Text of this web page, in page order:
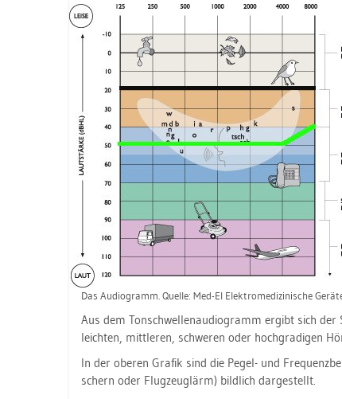
Das Au­dio­gramm. Quel­le: Med-El Elek­tro­me­di­zi­ni­sche
Aus dem Ton­schwel­len­au­dio­gramm er­gibt sich
leich­ten, mitt­le­ren, schwe­ren oder hoch­gra­di­gen
In der obe­ren Gra­fik sind die Pegel- und
schern oder Flug­zeug­lärm) bild­lich dar­ge­stellt.